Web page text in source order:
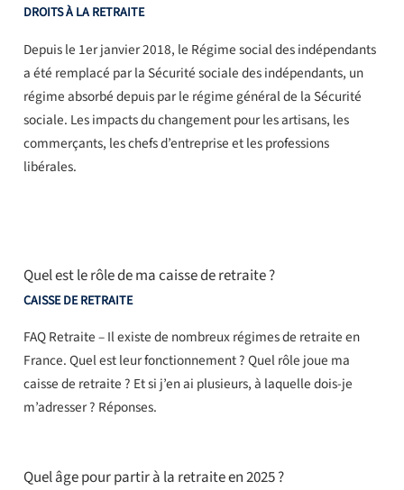
DROITS À LA RETRAITE
Depuis le 1er janvier 2018, le Régime social des indépendants
a été remplacé par la Sécurité sociale des indépendants, un
régime absorbé depuis par le régime général de la Sécurité
sociale. Les impacts du changement pour les artisans, les
commerçants, les chefs d’entreprise et les professions
libérales.
Quel est le rôle de ma caisse de retraite ?
CAISSE DE RETRAITE
FAQ Retraite – Il existe de nombreux régimes de retraite en
France. Quel est leur fonctionnement ? Quel rôle joue ma
caisse de retraite ? Et si j’en ai plusieurs, à laquelle dois-je
m’adresser ? Réponses.
Quel âge pour partir à la retraite en 2025 ?